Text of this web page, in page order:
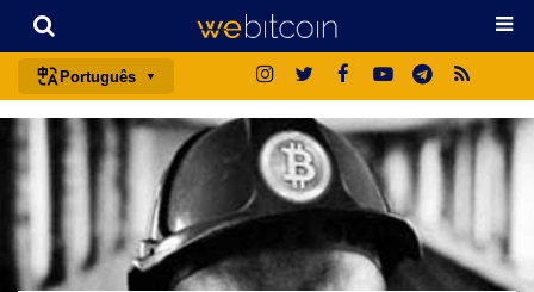
Português
português (BR)
english
español
français
italiano